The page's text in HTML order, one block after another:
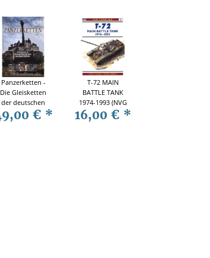
Panzerketten -
Die Gleisketten
der deutschen
des Zweiten
€ *
T-72 MAIN
BATTLE TANK
1974-1993 (NVG
Nr. 6)
16,00 € *